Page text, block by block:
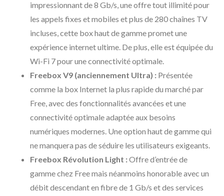
impressionnant de 8 Gb/s, une offre tout illimité pour
les appels fixes et mobiles et plus de 280 chaînes TV
incluses, cette box haut de gamme promet une
expérience internet ultime. De plus, elle est équipée du
Wi-Fi 7 pour une connectivité optimale.
Freebox V9 (anciennement Ultra) : Présentée
comme la box Internet la plus rapide du marché par
Free, avec des fonctionnalités avancées et une
connectivité optimale adaptée aux besoins
numériques modernes. Une option haut de gamme qui
ne manquera pas de séduire les utilisateurs exigeants.
Freebox Révolution Light :Offre d’entrée de
gamme chez Free mais néanmoins honorable avec un
débit descendant en fibre de 1 Gb/s et des services